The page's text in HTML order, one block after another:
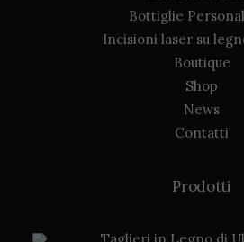
Bottiglie
Incisioni laser su
Boutique
Shop
News
Contatti
Prodotti